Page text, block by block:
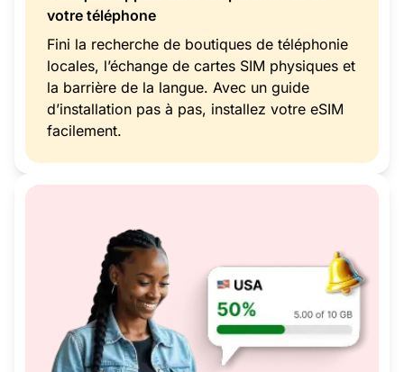
votre téléphone
Fini la recherche de boutiques de téléphonie
locales, l’échange de cartes SIM physiques et
la barrière de la langue. Avec un guide
d’installation pas à pas, installez votre eSIM
facilement.